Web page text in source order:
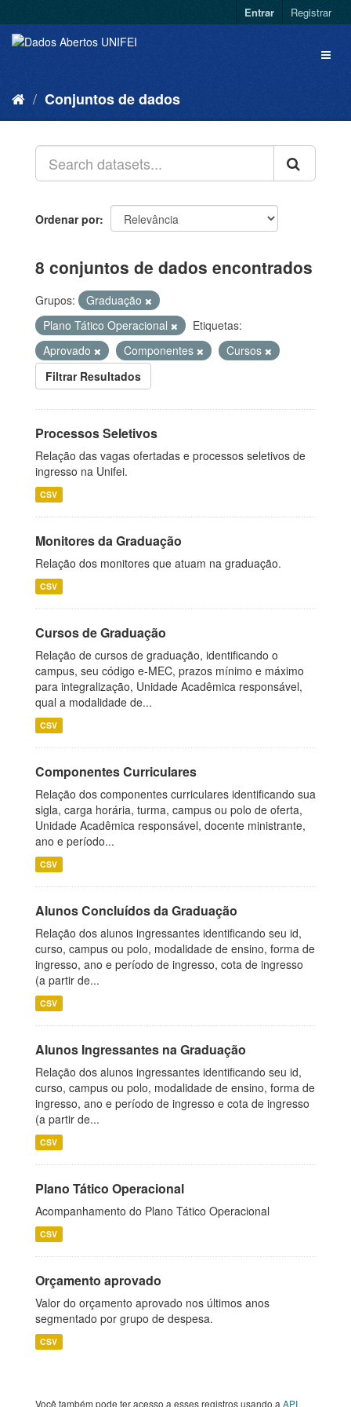
Entrar Registrar
Conjuntos de dados
Ordenar por
8 conjuntos de dados encontrados
Grupos:
Graduação
Plano Tático Operacional
Etiquetas:
Aprovado
Componentes
Cursos
Filtrar Resultados
Processos Seletivos
Relação das vagas ofertadas e processos seletivos de
ingresso na Unifei.
CSV
Monitores da Graduação
Relação dos monitores que atuam na graduação.
CSV
Cursos de Graduação
Relação de cursos de graduação, identificando o
campus, seu código e-MEC, prazos mínimo e máximo
para integralização, Unidade Acadêmica responsável,
qual a modalidade de...
CSV
Componentes Curriculares
Relação dos componentes curriculares identificando sua
sigla, carga horária, turma, campus ou polo de oferta,
Unidade Acadêmica responsável, docente ministrante,
ano e período...
CSV
Alunos Concluídos da Graduação
Relação dos alunos ingressantes identificando seu id,
curso, campus ou polo, modalidade de ensino, forma de
ingresso, ano e período de ingresso, cota de ingresso
(a partir de...
CSV
Alunos Ingressantes na Graduação
Relação dos alunos ingressantes identificando seu id,
curso, campus ou polo, modalidade de ensino, forma de
ingresso, ano e período de ingresso e cota de ingresso
(a partir de...
CSV
Plano Tático Operacional
Acompanhamento do Plano Tático Operacional
CSV
Orçamento aprovado
Valor do orçamento aprovado nos últimos anos
segmentado por grupo de despesa.
CSV
Você também pode ter acesso a esses registros usando a API